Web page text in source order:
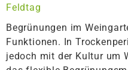
Feldtag
Begrünungen im
Funktionen. In
jedoch mit der Kultur um